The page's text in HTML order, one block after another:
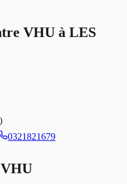
VHU à LES
0321821679
VHU